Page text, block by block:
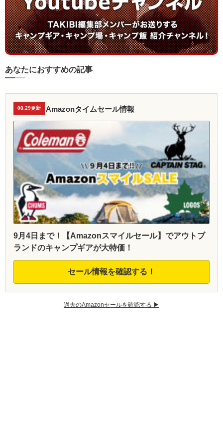
あなたにおすすめの記事
08.29更新 Amazonタイムセール情報
9月4日まで！【Amazonスマイルセール】でアウトブ
ランドのキャンプギアが大特価！
セール情報を確認する！
過去のAmazonセールを確認する ▶︎